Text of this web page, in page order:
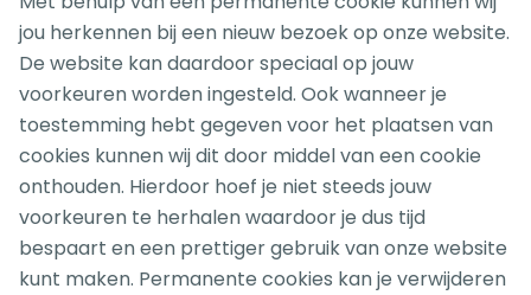
jou herkennen bij een nieuw bezoek op onze website.
De website kan daardoor speciaal op jouw
voorkeuren worden ingesteld. Ook wanneer je
toestemming hebt gegeven voor het plaatsen van
cookies kunnen wij dit door middel van een cookie
onthouden. Hierdoor hoef je niet steeds jouw
voorkeuren te herhalen waardoor je dus tijd
bespaart en een prettiger gebruik van onze website
kunt maken. Permanente cookies kan je verwijderen